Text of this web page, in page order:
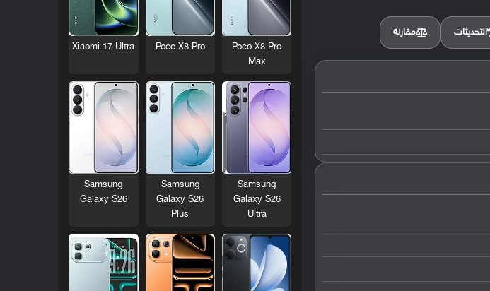
التحديثات مقارنة
Poco X8 Pro
Max
Poco X8 Pro
Xiaomi 17 Ultra
Samsung
Galaxy S26
Ultra
Samsung
Galaxy S26
Plus
Samsung
Galaxy S26